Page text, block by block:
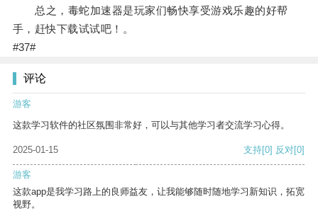
总之，毒蛇加速器是玩家们畅快享受游戏乐趣的好帮
手，赶快下载试试吧！。
#37#
评论
游客
这款学习软件的社区氛围非常好，可以与其他学习者交流学习心得。
2025-01-15 支持[0] 反对[0]
游客
这款app是我学习路上的良师益友，让我能够随时随地学习新知识，拓宽
视野。